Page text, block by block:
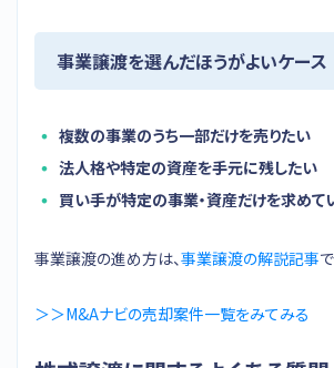
事業譲渡を選んだほうがよいケース
複数の事業のうち一部だけを売りたい
法人格や特定の資産を手元に残したい
買い手が特定の事業・資産だけを求めて
事業譲渡の進め方は、事業譲渡の解説記事
＞＞M&Aナビの売却案件一覧をみてみる